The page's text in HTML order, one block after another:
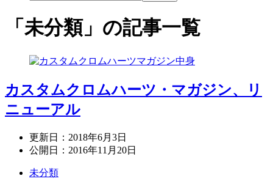
「未分類」の記事一覧
カスタムクロムハーツ・マガジン、リ
ニューアル
更新日： 2018年6月3日
公開日： 2016年11月20日
未分類